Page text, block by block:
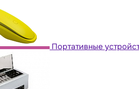
Портативные